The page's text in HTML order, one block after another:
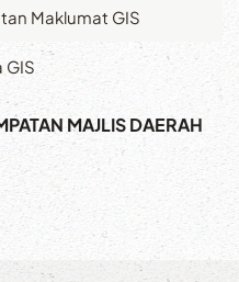
Maklumat GIS
GIS
MAJLIS DAERAH